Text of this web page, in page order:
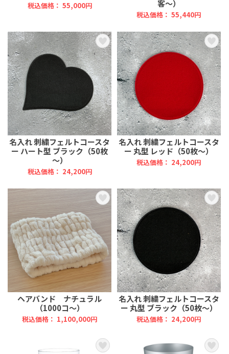
税込価格： 55,000円 客～）
税込価格： 55,440円
名入れ 刺繍フェルトコースタ
ー ハート型 ブラック（50枚
～）
税込価格： 24,200円
名入れ 刺繍フェルトコースタ
ー 丸型 レッド（50枚～）
税込価格： 24,200円
ヘアバンド ナチュラル
（1000コ～）
税込価格： 1,100,000円
名入れ 刺繍フェルトコースタ
ー 丸型 ブラック（50枚～）
税込価格： 24,200円